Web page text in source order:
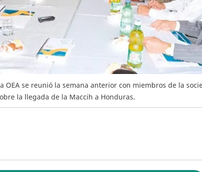
OEA se reunió la semana anterior con miembros de la
la llegada de la Maccih a Honduras.